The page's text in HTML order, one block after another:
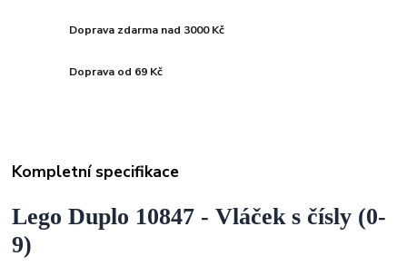
Doprava zdarma nad 3000 Kč
Doprava od 69 Kč
Kompletní specifikace
Lego Duplo 10847 - Vláček s čísly (0-
9)